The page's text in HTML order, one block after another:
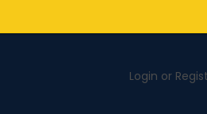
Login or